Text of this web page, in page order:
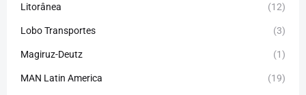
Litorânea (12)
Lobo Transportes (3)
Magiruz-Deutz (1)
MAN Latin America (19)